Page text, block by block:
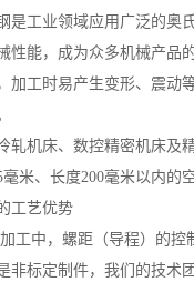
是工业领域应用广泛的
性能，成为众多机械产品
加工时易产生变形、震动
轧机床、数控精密机床及
米、长度200毫米以内的
工艺优势
工中，螺距（导程）的
非标定制件，我们的技术